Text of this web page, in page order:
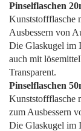
Pinselflaschen
Kunststoffflasche
Ausbessern von
Die Glaskugel im
auch mit
Transparent.
Pinselflaschen
Kunststoffflasche
zum Ausbessern
Die Glaskugel im